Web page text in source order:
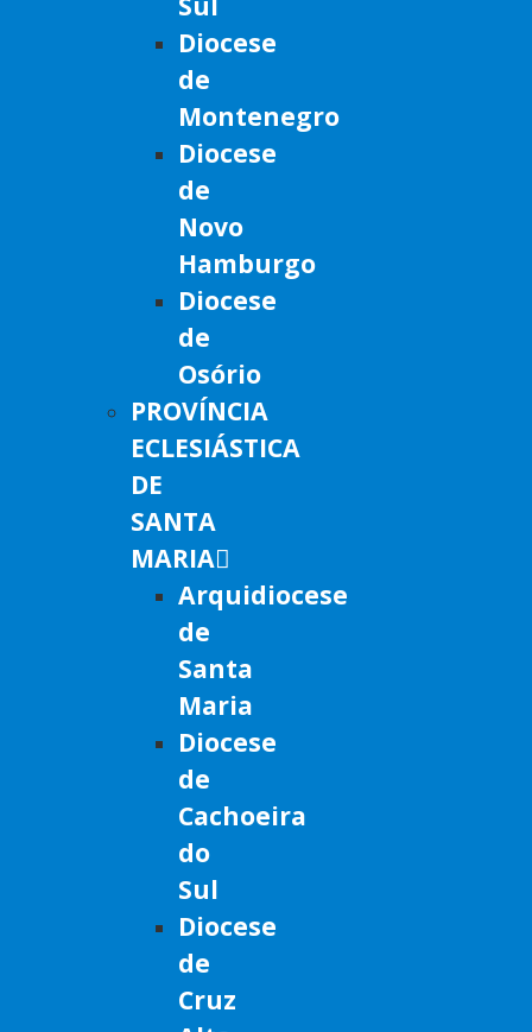
Diocese
de
Montenegro
Diocese
de
Novo
Hamburgo
Diocese
de
Osório
PROVÍNCIA
ECLESIÁSTICA
DE
SANTA
MARIA
Arquidiocese
de
Santa
Maria
Diocese
de
Cachoeira
do
Sul
Diocese
de
Cruz